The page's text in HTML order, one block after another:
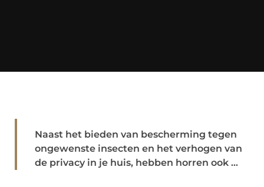
Naast het bieden van bescherming tegen
ongewenste insecten en het verhogen van
de privacy in je huis, hebben horren ook ...